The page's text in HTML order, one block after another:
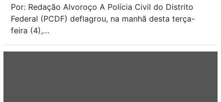
Por: Redação Alvoroço A Polícia Civil do Distrito
Federal (PCDF) deflagrou, na manhã desta terça-
feira (4),…